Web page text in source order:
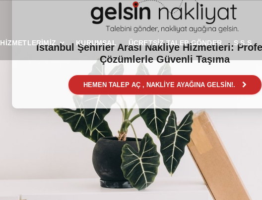
HİZMETLERİMİZ KURUMSAL ÜCRETSİZ TALEP GÖNDER S.S.S
İstanbul Şehirler Arası Nakliye Hizmetleri:
Çözümlerle Güvenli Taşıma
HEMEN TALEP AÇ , NAKLİYE AYAĞINA GELSİN!.